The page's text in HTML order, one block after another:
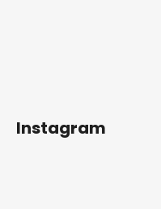
Instagram